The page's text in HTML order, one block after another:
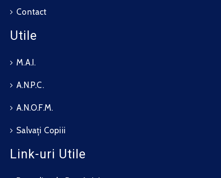
Contact
Utile
M.A.I.
A.N.P.C.
A.N.O.F.M.
Salvați Copiii
Link-uri Utile